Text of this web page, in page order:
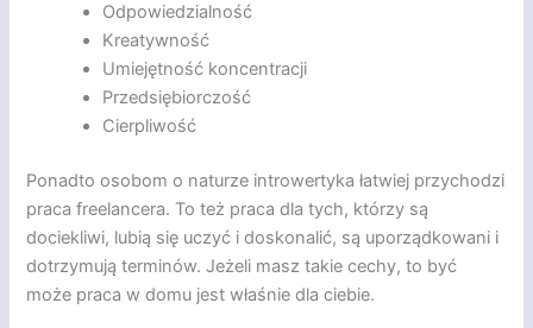
Odpowiedzialność
Kreatywność
Umiejętność koncentracji
Przedsiębiorczość
Cierpliwość
Ponadto osobom o naturze introwertyka łatwiej przychodzi
praca freelancera. To też praca dla tych, którzy są
dociekliwi, lubią się uczyć i doskonalić, są uporządkowani i
dotrzymują terminów. Jeżeli masz takie cechy, to być
może praca w domu jest właśnie dla ciebie.